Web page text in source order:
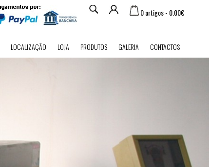
0 artigos - 0.00€
LOCALIZAÇÃO LOJA PRODUTOS GALERIA CONTACTOS